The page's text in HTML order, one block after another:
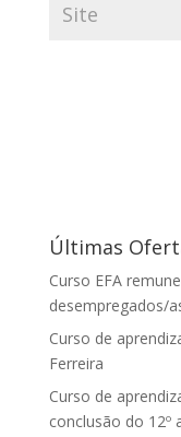
Últimas
Curso EFA
desempregados/
Curso de
Ferreira
Curso de
conclusão do 12º